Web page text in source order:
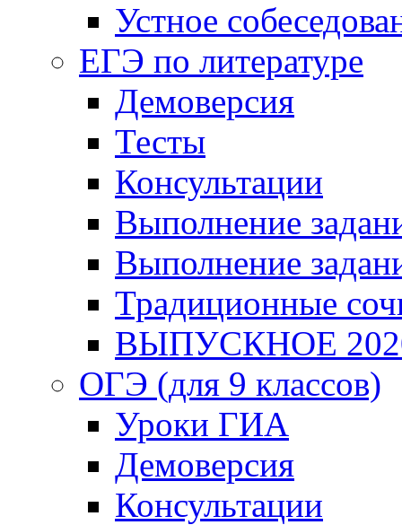
Устное
ЕГЭ по литературе
Демоверсия
Тесты
Консультации
Выполнение
Выполнение
Традиционные
ВЫПУСКНОЕ
ОГЭ (для 9 классов)
Уроки ГИА
Демоверсия
Консультации